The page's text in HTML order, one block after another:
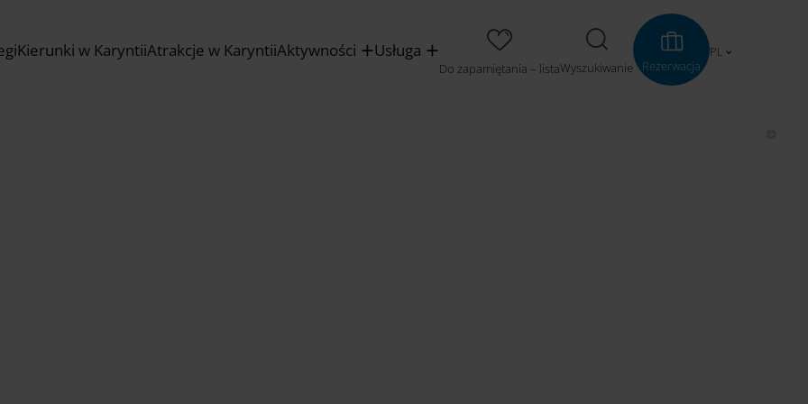
Kierunki w KaryntiiAtrakcje w KaryntiiAktywności Usługa
Do zapamiętania – listaWyszukiwanie Rezerwacja
PL